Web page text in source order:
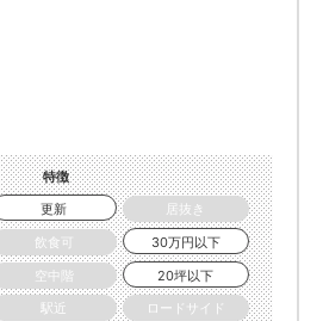
特徴
更新
居抜き
飲食可
30万円以下
空中階
20坪以下
駅近 ロードサイド